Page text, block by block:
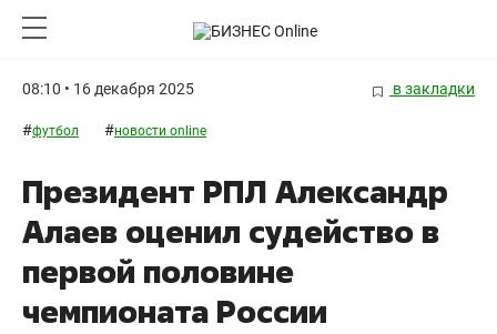
08:10 • 16 декабря 2025 в закладки
#футбол #новости online
Президент РПЛ Александр
Алаев оценил судейство в
первой половине
чемпионата России